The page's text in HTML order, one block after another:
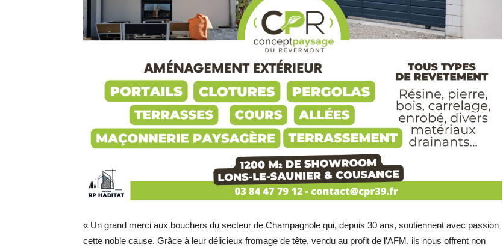
« Un grand merci aux bouchers du secteur de Champagnole qui, depuis 30 ans, soutiennent avec passion
cette noble cause. Grâce à leur délicieux fromage de tête, vendu au profit de l’AFM, ils nous offrent non